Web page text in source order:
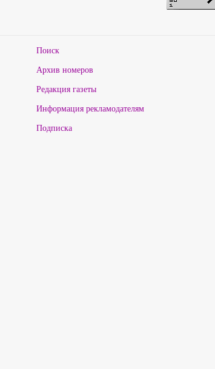
Поиск
Архив номеров
Редакция газеты
Информация рекламодателям
Подписка